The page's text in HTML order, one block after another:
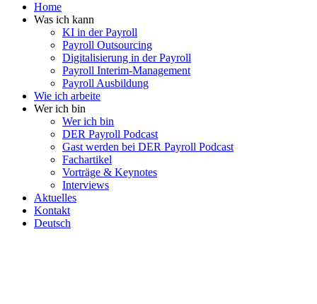
Home
Was ich kann
KI in der Payroll
Payroll Outsourcing
Digitalisierung in der Payroll
Payroll Interim-Management
Payroll Ausbildung
Wie ich arbeite
Wer ich bin
Wer ich bin
DER Payroll Podcast
Gast werden bei DER Payroll Podcast
Fachartikel
Vorträge & Keynotes
Interviews
Aktuelles
Kontakt
Deutsch